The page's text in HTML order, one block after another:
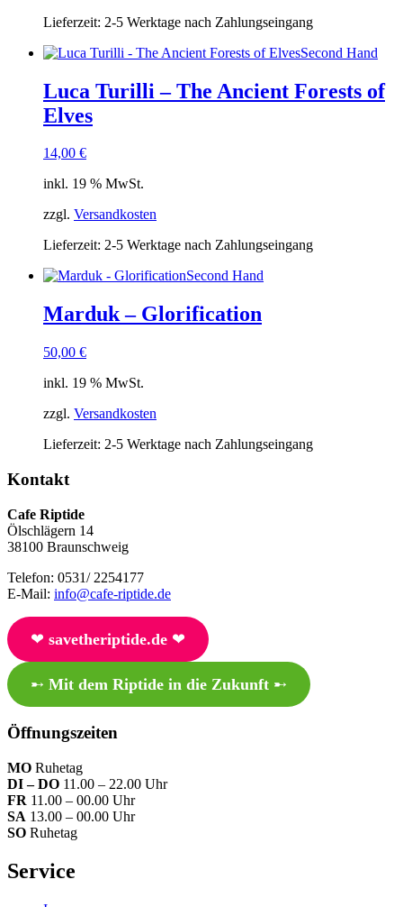
Lieferzeit: 2-5 Werktage nach Zahlungseingang
Second Hand
Luca Turilli – The Ancient Forests of
Elves
14,00 €
inkl. 19 % MwSt.
zzgl. Versandkosten
Lieferzeit: 2-5 Werktage nach Zahlungseingang
Second Hand
Marduk – Glorification
50,00 €
inkl. 19 % MwSt.
zzgl. Versandkosten
Lieferzeit: 2-5 Werktage nach Zahlungseingang
Kontakt
Cafe Riptide
Ölschlägern 14
38100 Braunschweig
Telefon: 0531/ 2254177
E-Mail: info@cafe-riptide.de
❤︎ savetheriptide.de❤︎
➸ Mit dem Riptide in die Zukunft➸
Öffnungszeiten
MO Ruhetag
DI – DO 11.00 – 22.00 Uhr
FR 11.00 – 00.00 Uhr
SA 13.00 – 00.00 Uhr
SO Ruhetag
Service